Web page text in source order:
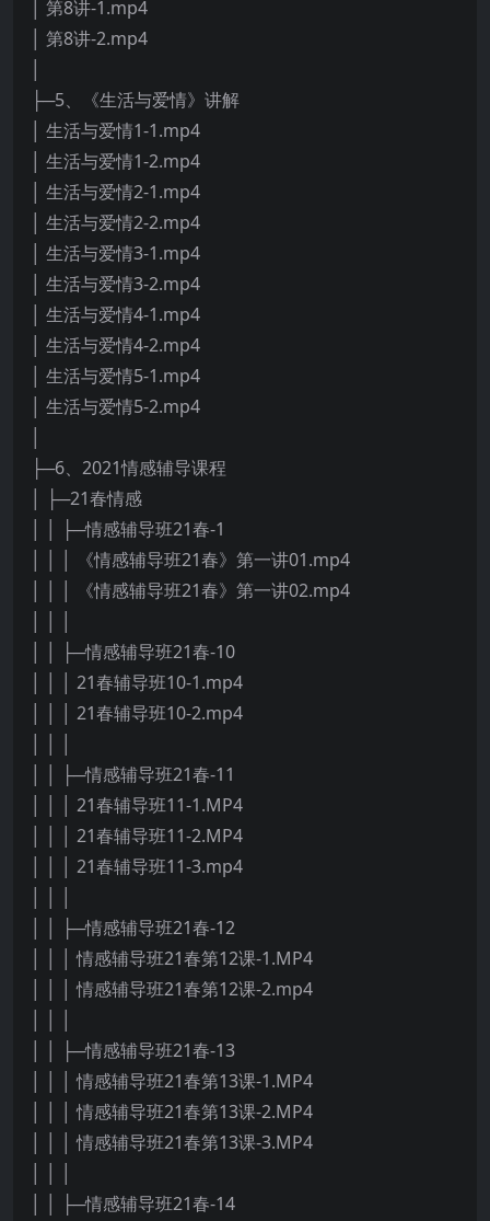
│ 第8讲-1.mp4
│ 第8讲-2.mp4
├─5、《生活与爱情》讲解
│ 生活与爱情1-1.mp4
│ 生活与爱情1-2.mp4
│ 生活与爱情2-1.mp4
│ 生活与爱情2-2.mp4
│ 生活与爱情3-1.mp4
│ 生活与爱情3-2.mp4
│ 生活与爱情4-1.mp4
│ 生活与爱情4-2.mp4
│ 生活与爱情5-1.mp4
│ 生活与爱情5-2.mp4
├─6、2021情感辅导课程
│ ├─21春情感
│ │ ├─情感辅导班21春-1
│ │ │ 《情感辅导班21春》第一讲01.mp4
│ │ │ 《情感辅导班21春》第一讲02.mp4
│ │ ├─情感辅导班21春-10
│ │ │ 21春辅导班10-1.mp4
│ │ │ 21春辅导班10-2.mp4
│ │ ├─情感辅导班21春-11
│ │ │ 21春辅导班11-1.MP4
│ │ │ 21春辅导班11-2.MP4
│ │ │ 21春辅导班11-3.mp4
│ │ ├─情感辅导班21春-12
│ │ │ 情感辅导班21春第12课-1.MP4
│ │ │ 情感辅导班21春第12课-2.mp4
│ │ ├─情感辅导班21春-13
│ │ │ 情感辅导班21春第13课-1.MP4
│ │ │ 情感辅导班21春第13课-2.MP4
│ │ │ 情感辅导班21春第13课-3.MP4
│ │ ├─情感辅导班21春-14